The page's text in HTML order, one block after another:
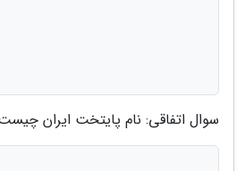
سوال اتفاقی: نام پایتخت ایران